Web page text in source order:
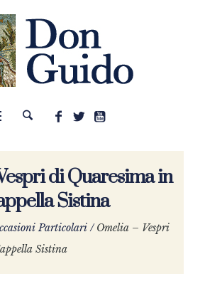
di Quaresima in
Sistina
Particolari /Omelia – Vespri
Sistina